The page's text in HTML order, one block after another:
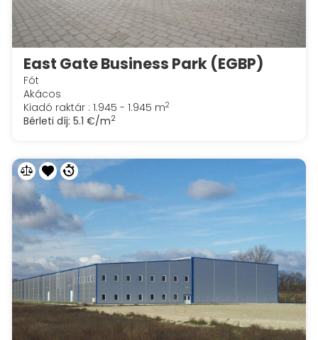
East Gate Business Park (EGBP)
Fót
Akácos
Kiadó raktár : 1.945 - 1.945 m2
Bérleti díj: 5.1 €/m2